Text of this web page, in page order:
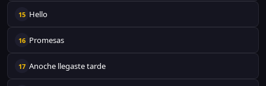
15 Hello
16 Promesas
17 Anoche llegaste tarde